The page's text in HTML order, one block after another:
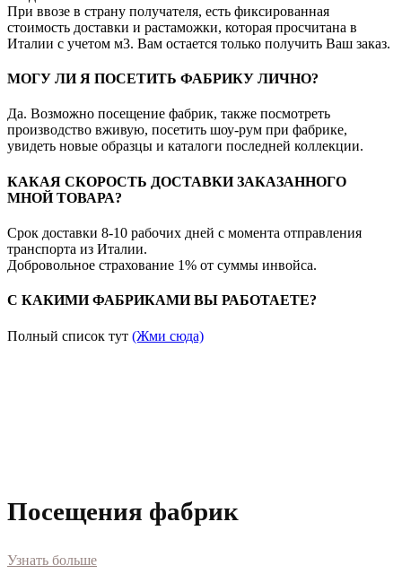
При ввозе в страну получателя, есть фиксированная
стоимость доставки и растаможки, которая просчитана в
Италии с учетом м3. Вам остается только получить Ваш заказ.
МОГУ ЛИ Я ПОСЕТИТЬ ФАБРИКУ ЛИЧНО?
Да. Возможно посещение фабрик, также посмотреть
производство вживую, посетить шоу-рум при фабрике,
увидеть новые образцы и каталоги последней коллекции.
КАКАЯ СКОРОСТЬ ДОСТАВКИ ЗАКАЗАННОГО
МНОЙ ТОВАРА?
Срок доставки 8-10 рабочих дней с момента отправления
транспорта из Италии.
Добровольное страхование 1% от суммы инвойса.
С КАКИМИ ФАБРИКАМИ ВЫ РАБОТАЕТЕ?
Полный список тут (Жми сюда)
Посещения фабрик
Узнать больше